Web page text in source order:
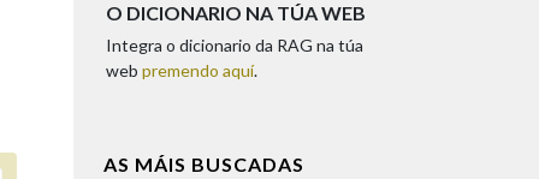
O DICIONARIO NA TÚA WEB
Integra o dicionario da RAG na túa
web premendo aquí.
AS MÁIS BUSCADAS